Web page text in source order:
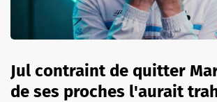
Jul contraint de quitter
de ses proches l'aurait